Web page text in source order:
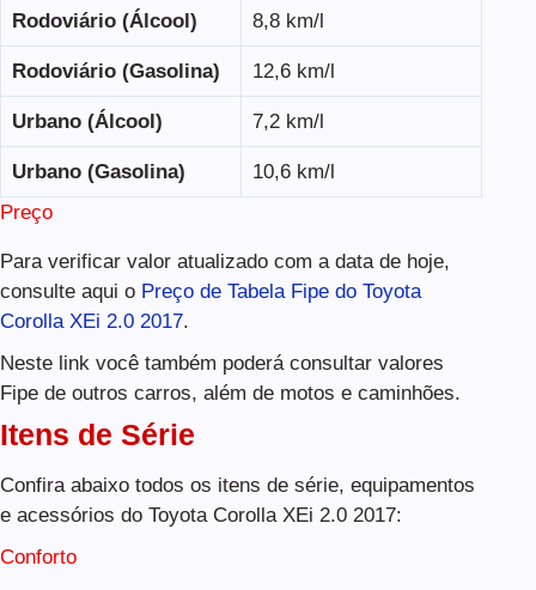
Rodoviário (Álcool) 8,8 km/l
Rodoviário (Gasolina) 12,6 km/l
Urbano (Álcool) 7,2 km/l
Urbano (Gasolina)
10,6 km/l
Preço
Para verificar valor atualizado com a data de hoje,
consulte aqui o Preço de Tabela Fipe do Toyota
Corolla XEi 2.0 2017.
Neste link você também poderá consultar valores
Fipe de outros carros, além de motos e caminhões.
Itens de Série
Confira abaixo todos os itens de série, equipamentos
e acessórios do Toyota Corolla XEi 2.0 2017:
Conforto